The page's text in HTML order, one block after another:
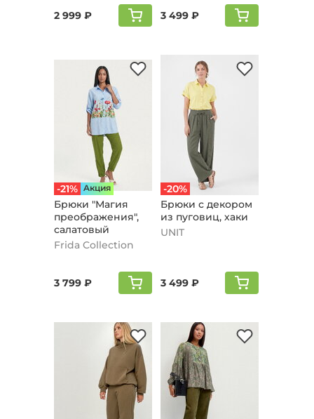
2 999 ₽ 3 499 ₽
-21% Aкция
Брюки "Магия
преображения",
салатовый
Frida Collection
3 799 ₽
-20%
Брюки с декором
из пуговиц, хаки
UNIT
3 499 ₽